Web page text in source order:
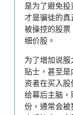
是为了避免投
才是骗徒的真
被操控的股票
细价股。
为了增加说
贴士，甚至
资者在买入
给幕后主脑
份，通常会